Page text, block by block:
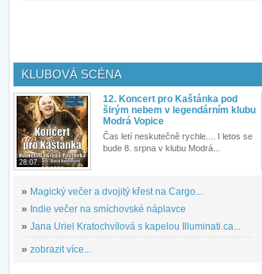
KLUBOVÁ SCÉNA
28.07.
12. Koncert pro Kaštánka pod
širým nebem v legendárním klubu
Modrá Vopice
Čas letí neskutečně rychle.... I letos se
bude 8. srpna v klubu Modrá...
» Magický večer a dvojitý křest na Cargo...
» Indie večer na smíchovské náplavce
» Jana Uriel Kratochvílová s kapelou Illuminati.ca...
» zobrazit více...